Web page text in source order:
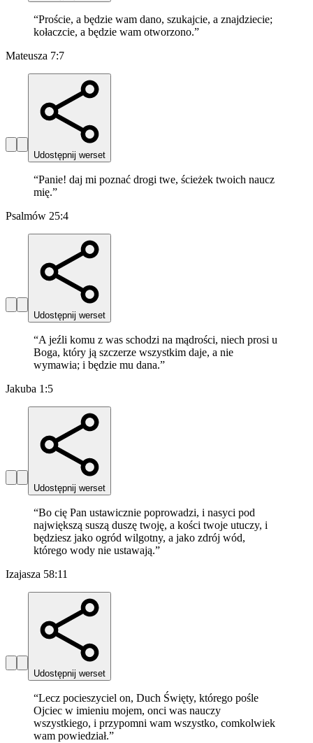
“Proście, a będzie wam dano, szukajcie, a znajdziecie;
kołaczcie, a będzie wam otworzono.”
Mateusza 7:7
Udostępnij werset
“Panie! daj mi poznać drogi twe, ścieżek twoich naucz
mię.”
Psalmów 25:4
Udostępnij werset
“A jeźli komu z was schodzi na mądrości, niech prosi u
Boga, który ją szczerze wszystkim daje, a nie
wymawia; i będzie mu dana.”
Jakuba 1:5
Udostępnij werset
“Bo cię Pan ustawicznie poprowadzi, i nasyci pod
największą suszą duszę twoję, a kości twoje utuczy, i
będziesz jako ogród wilgotny, a jako zdrój wód,
którego wody nie ustawają.”
Izajasza 58:11
Udostępnij werset
“Lecz pocieszyciel on, Duch Święty, którego pośle
Ojciec w imieniu mojem, onci was nauczy
wszystkiego, i przypomni wam wszystko, comkolwiek
wam powiedział.”